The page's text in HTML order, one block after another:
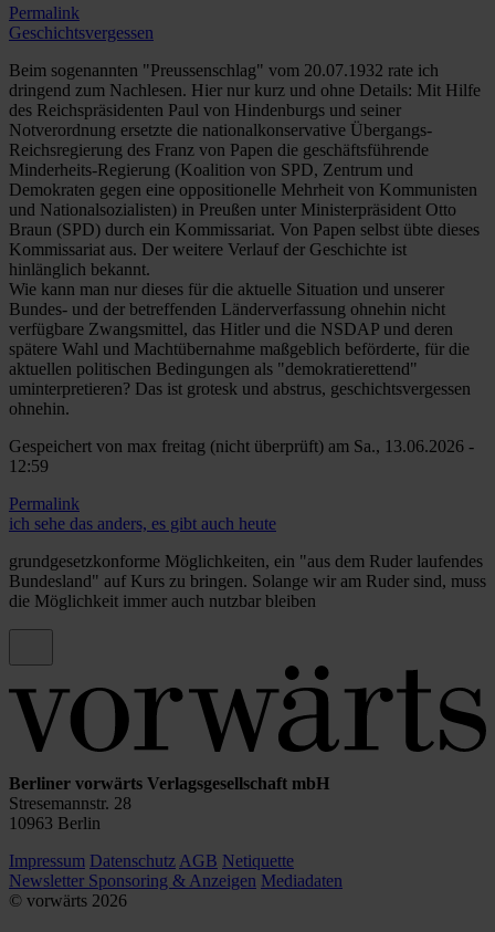
Antwort
das
darf
nicht
passieren,
wir
brauchen
die
Demokratieprojekte,
von
max
freitag
(nicht
überprüft)
Permalink
Geschichtsvergessen
Beim sogenannten "Preussenschlag" vom 20.07.1932 rate ich
dringend zum Nachlesen. Hier nur kurz und ohne Details: Mit Hilfe
des Reichspräsidenten Paul von Hindenburgs und seiner
Notverordnung ersetzte die nationalkonservative Übergangs-
Reichsregierung des Franz von Papen die geschäftsführende
Minderheits-Regierung (Koalition von SPD, Zentrum und
Demokraten gegen eine oppositionelle Mehrheit von Kommunisten
und Nationalsozialisten) in Preußen unter Ministerpräsident Otto
Braun (SPD) durch ein Kommissariat. Von Papen selbst übte dieses
Kommissariat aus. Der weitere Verlauf der Geschichte ist
hinlänglich bekannt.
Wie kann man nur dieses für die aktuelle Situation und unserer
Bundes- und der betreffenden Länderverfassung ohnehin nicht
verfügbare Zwangsmittel, das Hitler und die NSDAP und deren
spätere Wahl und Machtübernahme maßgeblich beförderte, für die
aktuellen politischen Bedingungen als "demokratierettend"
uminterpretieren? Das ist grotesk und abstrus, geschichtsvergessen
ohnehin.
Gespeichert von max freitag (nicht überprüft) am Sa., 13.06.2026 -
12:59
Antwort
Geschichtsvergessen
von
Gerald
überprüft)
Permalink
ich sehe das anders, es gibt auch heute
grundgesetzkonforme Möglichkeiten, ein "aus dem Ruder laufendes
Bundesland" auf Kurs zu bringen. Solange wir am Ruder sind, muss
die Möglichkeit immer auch nutzbar bleiben
Berliner vorwärts Verlagsgesellschaft mbH
Stresemannstr. 28
10963 Berlin
Impressum Datenschutz AGB Netiquette
Newsletter Sponsoring & Anzeigen Mediadaten
© vorwärts 2026